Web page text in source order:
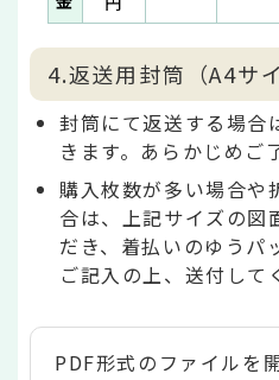
4.返送用封筒（A4サ
封筒にて返送する場合
きます。あらかじめご
購入枚数が多い場合や
合は、上記サイズの図
だき、着払いのゆうパ
ご記入の上、送付して
PDF形式のファイルを